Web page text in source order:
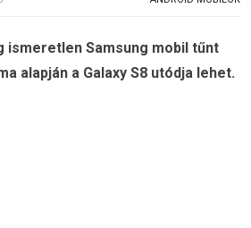
ismeretlen Samsung mobil tűnt
alapján a Galaxy S8 utódja lehet.